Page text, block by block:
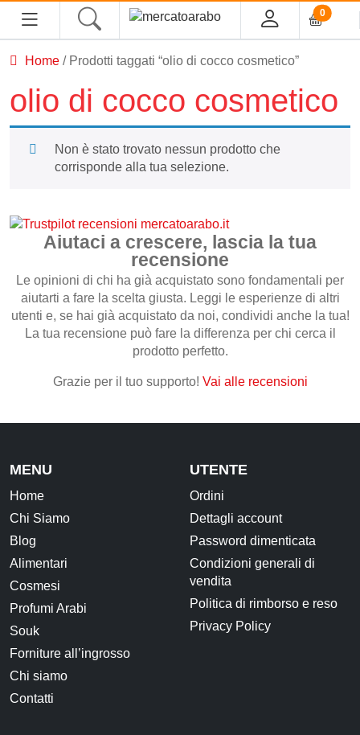
0
ALIMENTARI
COSMESI
SOUK
MACELLERIA
INGROSSO
Home/ Prodotti taggati “olio di cocco cosmetico”
olio di cocco cosmetico
Non è stato trovato nessun prodotto che
corrisponde alla tua selezione.
Aiutaci a crescere, lascia la tua
recensione
Le opinioni di chi ha già acquistato sono fondamentali per
aiutarti a fare la scelta giusta. Leggi le esperienze di altri
utenti e, se hai già acquistato da noi, condividi anche la tua!
La tua recensione può fare la differenza per chi cerca il
prodotto perfetto.
Grazie per il tuo supporto! Vai alle recensioni
MENU
Home
Chi Siamo
Blog
Alimentari
Cosmesi
Profumi Arabi
Souk
Forniture all’ingrosso
Chi siamo
Contatti
UTENTE
Ordini
Dettagli account
Password dimenticata
Condizioni generali di
vendita
Politica di rimborso e reso
Privacy Policy